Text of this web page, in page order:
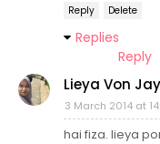
Reply Delete
Replies
Reply
Lieya Von Jay
3 March 2014 at
hai fiza. lieya